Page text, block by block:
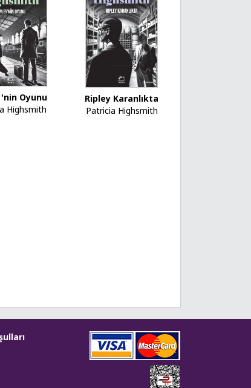
Oyunu
Highsmith
Ripley Karanlıkta
Patricia Highsmith